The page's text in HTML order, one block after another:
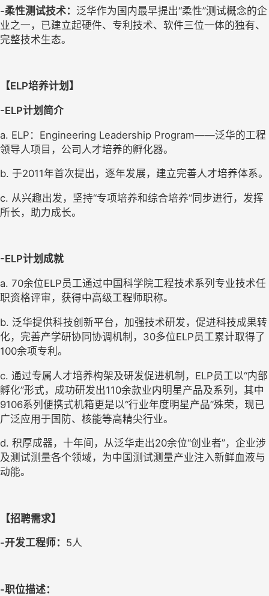
-柔性测试技术： 泛华作为国内最早提出“柔性”测试概念的企
业之一，已建立起硬件、专利技术、软件三位一体的独有、
完整技术生态。
【ELP培养计划】
-ELP计划简介
a. ELP ： Engineering Leadership Program——泛华的工程
领导人项目，公司人才培养的孵化器。
b. 于2011年首次提出，逐年发展，建立完善人才培养体系。
c. 从兴趣出发，坚持“专项培养和综合培养”同步进行，发挥
所长，助力成长。
-ELP计划成就
a. 70余位ELP员工通过中国科学院工程技术系列专业技术任
职资格评审，获得中高级工程师职称。
b. 泛华提供科技创新平台，加强技术研发，促进科技成果转
化，完善产学研协同协调机制， 30多位ELP员工累计取得了
100余项专利。
c. 通过专属人才培养构架及研发促进机制， ELP员工以“内部
孵化”形式，成功研发出110余款业内明星产品及系列，其中
9106系列便携式机箱更是以“行业年度明星产品”殊荣，现已
广泛应用于国防、核能等高精尖行业。
d. 积厚成器，十年间，从泛华走出20余位“创业者”，企业涉
及测试测量各个领域，为中国测试测量产业注入新鲜血液与
动能。
【招聘需求】
-开发工程师： 5人
-职位描述：